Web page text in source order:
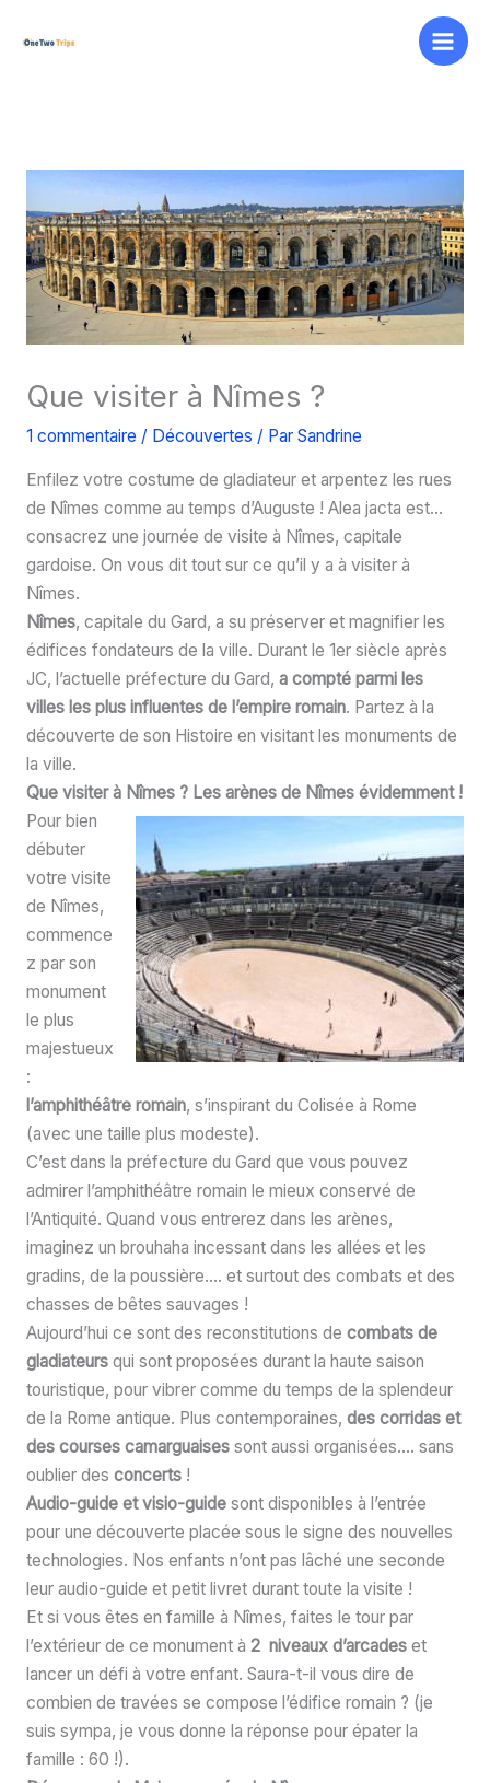
Que visiter à Nîmes ?
1 commentaire / Découvertes / Par Sandrine
Enfilez votre costume de gladiateur et arpentez les rues
de Nîmes comme au temps d’Auguste ! Alea jacta est…
consacrez une journée de visite à Nîmes, capitale
gardoise. On vous dit tout sur ce qu’il y a à visiter à
Nîmes.
Nîmes, capitale du Gard, a su préserver et magnifier les
édifices fondateurs de la ville. Durant le 1er siècle après
JC, l’actuelle préfecture du Gard, a compté parmi les
villes les plus influentes de l’empire romain. Partez à la
découverte de son Histoire en visitant les monuments de
la ville.
Que visiter à Nîmes ? Les arènes de Nîmes évidemment !
Pour bien
débuter
votre visite
de Nîmes,
commence
z par son
monument
le plus
majestueux
:
l’amphithéâtre romain, s’inspirant du Colisée à Rome
(avec une taille plus modeste).
C’est dans la préfecture du Gard que vous pouvez
admirer l’amphithéâtre romain le mieux conservé de
l’Antiquité. Quand vous entrerez dans les arènes,
imaginez un brouhaha incessant dans les allées et les
gradins, de la poussière…. et surtout des combats et des
chasses de bêtes sauvages !
Aujourd’hui ce sont des reconstitutions de combats de
gladiateursqui sont proposées durant la haute saison
touristique, pour vibrer comme du temps de la splendeur
de la Rome antique. Plus contemporaines, des corridas et
des courses camarguaisessont aussi organisées…. sans
oublier des concerts!
Audio-guide et visio-guidesont disponibles à l’entrée
pour une découverte placée sous le signe des nouvelles
technologies. Nos enfants n’ont pas lâché une seconde
leur audio-guide et petit livret durant toute la visite !
Et si vous êtes en famille à Nîmes, faites le tour par
l’extérieur de ce monument à 2 niveaux d’arcades et
lancer un défi à votre enfant. Saura-t-il vous dire de
combien de travées se compose l’édifice romain ? (je
suis sympa, je vous donne la réponse pour épater la
famille : 60 !).